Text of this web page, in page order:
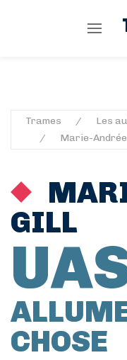
Trames
Les
Marie-Andrée
GILL
CHOSE